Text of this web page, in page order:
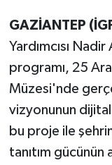
GAZİANTEP
Yardımcısı Nadir
programı, 25
Müzesi'nde
vizyonunun dijital
bu proje ile
tanıtım gücünün